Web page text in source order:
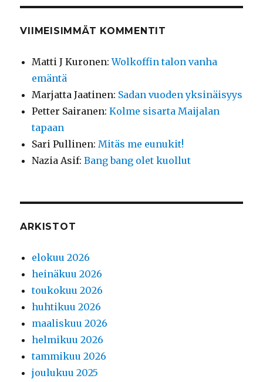
VIIMEISIMMÄT KOMMENTIT
Matti J Kuronen:Wolkoffin talon vanha
emäntä
Marjatta Jaatinen: Sadan vuoden yksinäisyys
Petter Sairanen:Kolme sisarta Maijalan
tapaan
Sari Pullinen:Mitäs me eunukit!
Nazia Asif:Bang bang olet kuollut
ARKISTOT
elokuu 2026
heinäkuu 2026
toukokuu 2026
huhtikuu 2026
maaliskuu 2026
helmikuu 2026
tammikuu 2026
joulukuu 2025